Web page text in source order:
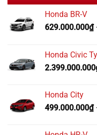
Honda BR-V
629.000.000₫
Honda Civic
2.399.000.000
Honda City
499.000.000₫